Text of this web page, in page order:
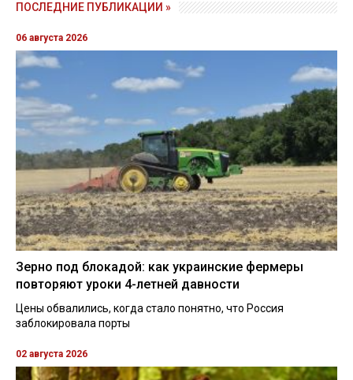
ПОСЛЕДНИЕ ПУБЛИКАЦИИ »
06 августа 2026
Зерно под блокадой: как украинские фермеры
повторяют уроки 4-летней давности
Цены обвалились, когда стало понятно, что Россия
заблокировала порты
02 августа 2026